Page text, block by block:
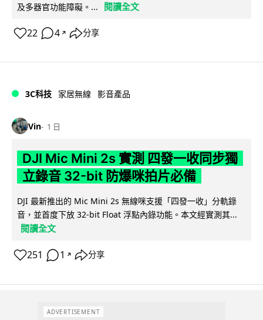
及多器官功能障礙。...
閱讀全文
22 4 ↗ 分享
3C科技 家居無線 影音產品
Vin 1 日
DJI Mic Mini 2s 實測 四發一收同步獨
立錄音 32-bit 防爆咪拍片必備
DJI 最新推出的 Mic Mini 2s 無線咪支援「四發一收」分軌錄
音，並首度下放 32-bit Float 浮點內錄功能。本文經實測其...
閱讀全文
251 1 ↗ 分享
ADVERTISEMENT